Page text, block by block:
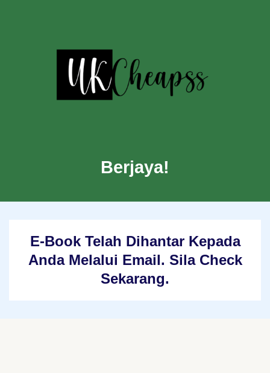
Berjaya!
E-Book Telah Dihantar Kepada
Anda Melalui Email. Sila Check
Sekarang.